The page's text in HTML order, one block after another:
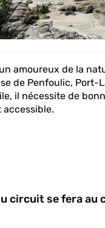
amoureux de la
de Penfoulic,
il nécessite de
circuit se fera au